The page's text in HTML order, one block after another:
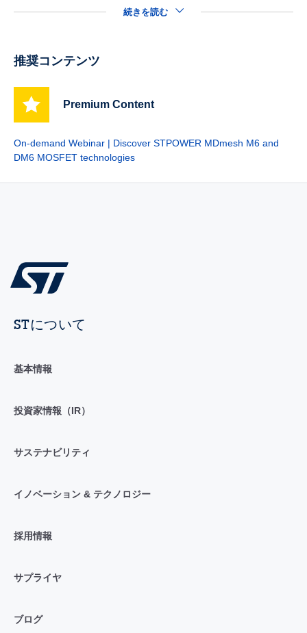
続きを読む
推奨コンテンツ
Premium Content
On-demand Webinar | Discover STPOWER MDmesh M6 and
DM6 MOSFET technologies
STについて
基本情報
投資家情報（IR）
サステナビリティ
イノベーション & テクノロジー
採用情報
サプライヤ
ブログ